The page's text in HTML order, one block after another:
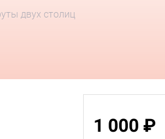
двух столиц
1 000 ₽